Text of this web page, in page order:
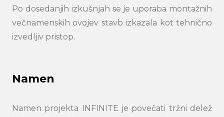
Po dosedanjih izkušnjah se je uporaba montažnih
večnamenskih ovojev stavb izkazala kot tehnično
izvedljiv pristop.
Namen
Namen projekta INFINITE je povečati tržni delež